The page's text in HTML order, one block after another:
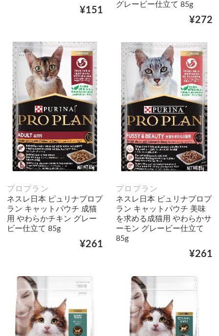
¥151
グレービー仕立て 85g
¥272
プロプラン
ネスレ日本 ピュリナプロプ
ラン キャットパウチ 成猫
用 やわらかチキン グレー
ビー仕立て 85g
¥261
プロプラン
ネスレ日本 ピュリナプロプ
ラン キャットパウチ 美味
を求める成猫用 やわらかサ
ーモン グレービー仕立て
85g
¥261